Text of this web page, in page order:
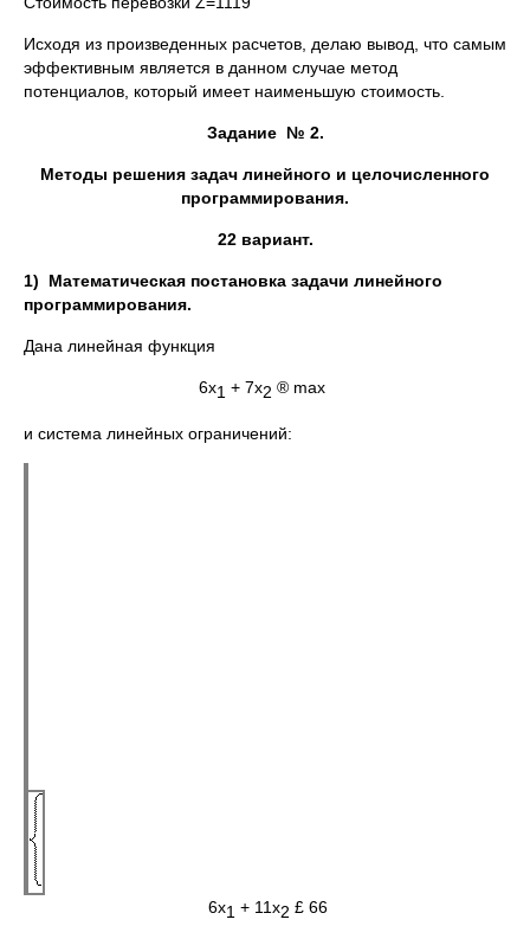
Исходя из произведенных расчетов, делаю вывод, что самым
эффективным является в данном случае метод
потенциалов, который имеет наименьшую стоимость.
Задание № 2.
Методы решения задач линейного и целочисленного
программирования.
22вариант.
1) Математическая постановка задачи линейного
программирования.
Дана линейная функция
6х1 + 7х2 ® max
и система линейных ограничений:
6х1 + 11х2 £ 66